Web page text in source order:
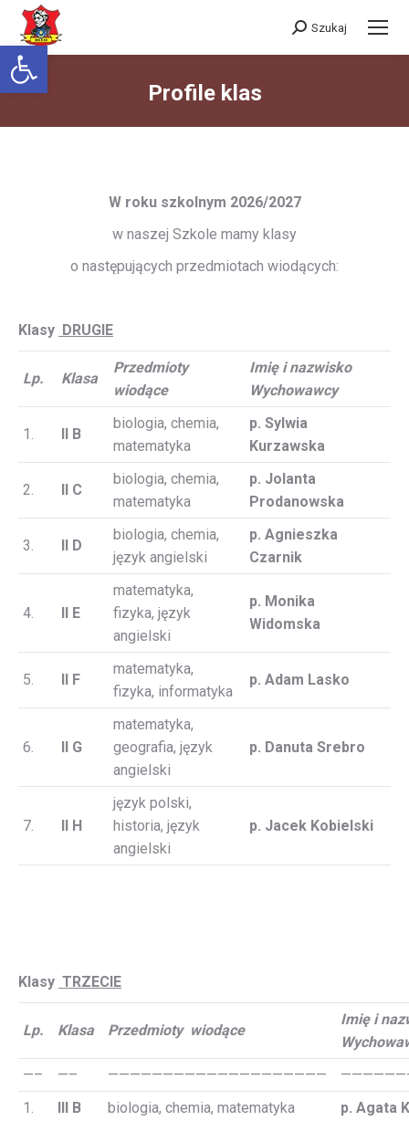
Otwórz pasek narzędzi
Szukaj:
Szukaj
Profile klas
W roku szkolnym 2026/2027
w naszej Szkole mamy klasy
o następujących przedmiotach wiodących:
Klasy DRUGIE
Lp. Klasa
Przedmioty
wiodące
Imię i nazwisko
Wychowawcy
1. II B
biologia, chemia,
matematyka
p. Sylwia
Kurzawska
2. II C
biologia, chemia,
matematyka
p. Jolanta
Prodanowska
3. II D
biologia, chemia,
język angielski
p. Agnieszka
Czarnik
4. II E
matematyka,
fizyka, język
angielski
p. Monika
Widomska
5. II F
matematyka,
fizyka, informatyka
p. Adam Lasko
6. II G
matematyka,
geografia, język
angielski
p. Danuta Srebro
7. II H
język polski,
historia, język
angielski
p. Jacek Kobielski
Klasy TRZECIE
Lp. Klasa Przedmioty wiodące
Imię i
—–
—– ————————————————————
1.
III B biologia, chemia, matematyka
p. Agata